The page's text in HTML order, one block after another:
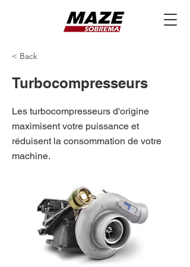
< Back
Turbocompresseurs
Les turbocompresseurs d'origine
maximisent votre puissance et
réduisent la consommation de votre
machine.